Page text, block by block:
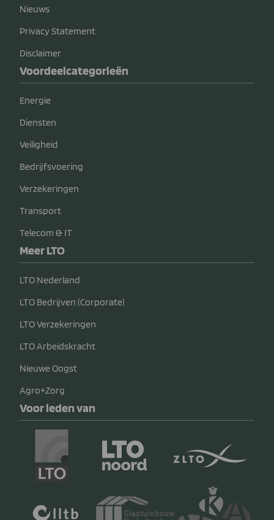
Nieuws
Privacy Statement
Disclaimer
Voordeelcategorieën
Energie
Diensten
Veiligheid
Bedrijfsvoering
Verzekeringen
Transport
Telecom & IT
Meer LTO
LTO Nederland
LTO Bedrijven (Corporate)
LTO Verzekeringen
LTO Arbeidskracht
Nieuwe Oogst
Agro+Zorg
Voor leden van